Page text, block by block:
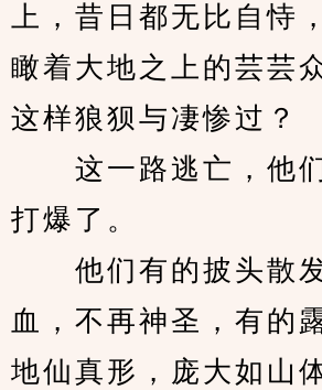
上，昔日都无比自恃
瞰着大地之上的芸芸
这样狼狈与凄惨过？
这一路逃亡，他们
打爆了。
他们有的披头散发
血，不再神圣，有的
地仙真形，庞大如山